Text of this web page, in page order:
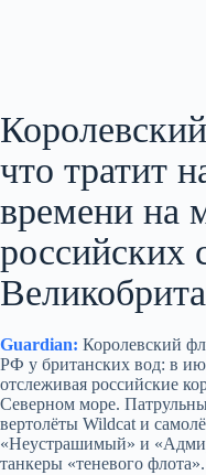
что тратит
времени на
российских
Guardian: Королевский
РФ у британских вод: в
отслеживая российские
Северном море.
вертолёты Wildcat и
«Неустрашимый» и
танкеры «теневого флота».